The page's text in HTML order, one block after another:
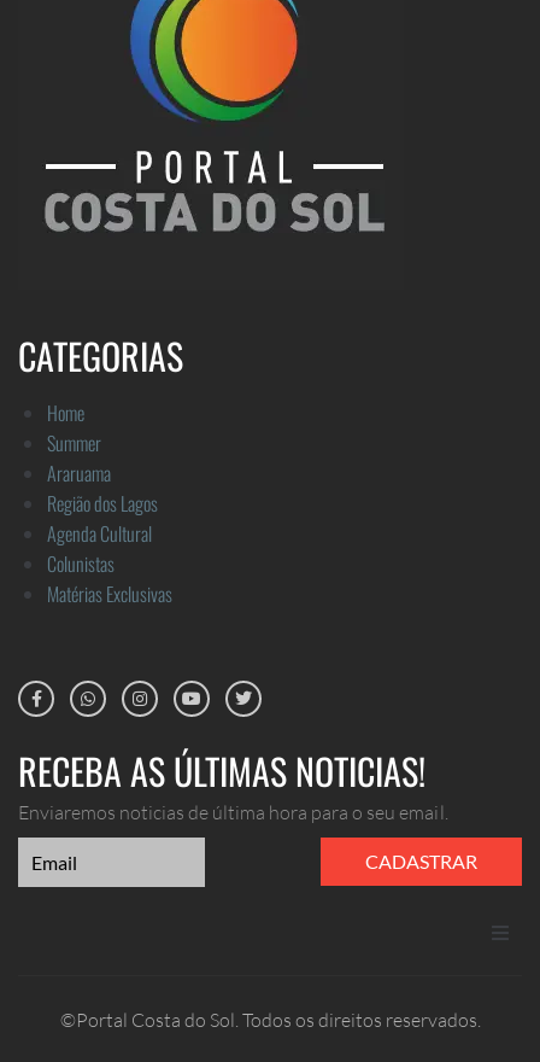
CATEGORIAS
Home
Summer
Araruama
Região dos Lagos
Agenda Cultural
Colunistas
Matérias Exclusivas
RECEBA AS ÚLTIMAS NOTICIAS!
Enviaremos noticias de última hora para o seu email.
CADASTRAR
©Portal Costa do Sol. Todos os direitos reservados.